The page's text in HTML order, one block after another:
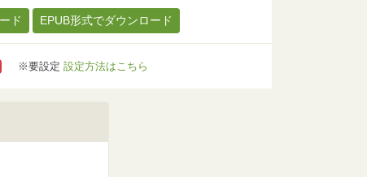
ド EPUB形式でダウンロード
※要設定 設定方法はこちら